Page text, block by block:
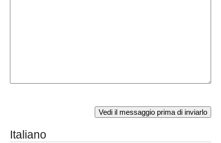
Italiano